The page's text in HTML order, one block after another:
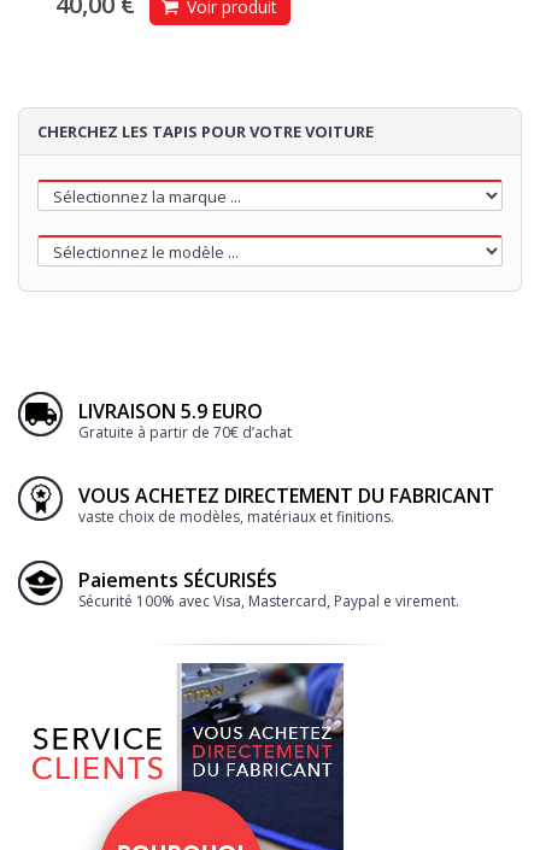
Voir produit
CHERCHEZ LES TAPIS POUR VOTRE VOITURE
LIVRAISON 5.9 EURO
Gratuite à partir de 70€ d’achat
VOUS ACHETEZ DIRECTEMENT DU FABRICANT
vaste choix de modèles, matériaux et finitions.
Paiements SÉCURISÉS
Sécurité 100% avec Visa, Mastercard, Paypal e virement.